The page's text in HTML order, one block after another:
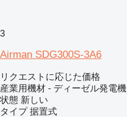
3
Airman SDG300S-3A6
リクエストに応じた価格
産業用機材 - ディーゼル発電機
状態 新しい
タイプ 据置式